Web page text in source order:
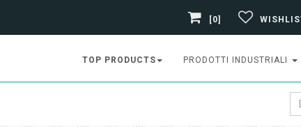
[0]
TOP PRODUCTS PRODOTTI INDUSTRIALI